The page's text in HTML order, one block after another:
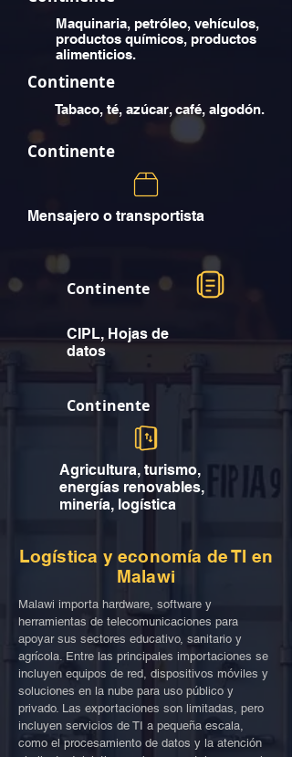
Maquinaria, petróleo, vehículos,
productos químicos, productos
alimenticios.
Continente
Tabaco, té, azúcar, café, algodón.
Continente
Mensajero o transportista
Continente
CIPL, Hojas de
datos
Continente
Agricultura, turismo,
energías renovables,
minería, logística
Logística y economía de TI en
Malawi
Malawi importa hardware, software y
herramientas de telecomunicaciones para
apoyar sus sectores educativo, sanitario y
agrícola. Entre las principales importaciones se
incluyen equipos de red, dispositivos móviles y
soluciones en la nube para uso público y
privado. Las exportaciones son limitadas, pero
incluyen servicios de TI a pequeña escala,
como el procesamiento de datos y la atención